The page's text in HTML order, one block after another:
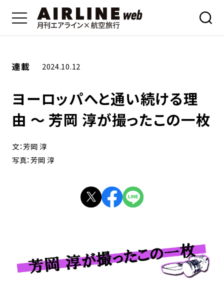
連載 2024.10.12
ヨーロッパへと通い続ける理
由 ～ 芳岡 淳が撮ったこの一枚
文：芳岡 淳
写真：芳岡 淳